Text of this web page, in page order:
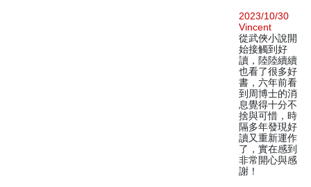
2023/10/30
Vincent
從武俠小說開
始接觸到好
讀，陸陸續續
也看了很多好
書，六年前看
到周博士的消
息覺得十分不
捨與可惜，時
隔多年發現好
讀又重新運作
了，實在感到
非常開心與感
謝！